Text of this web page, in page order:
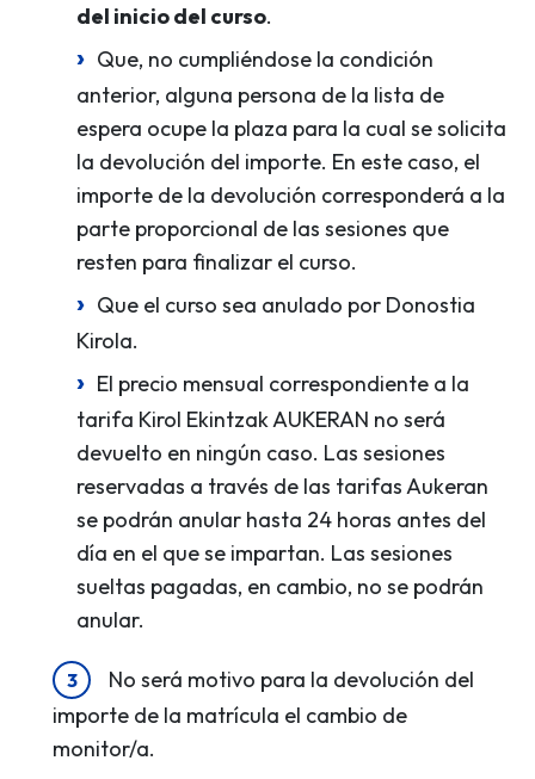
del inicio del curso.
Que, no cumpliéndose la condición
anterior, alguna persona de la lista de
espera ocupe la plaza para la cual se solicita
la devolución del importe. En este caso, el
importe de la devolución corresponderá a la
parte proporcional de las sesiones que
resten para finalizar el curso.
Que el curso sea anulado por Donostia
Kirola.
El precio mensual correspondiente a la
tarifa Kirol Ekintzak AUKERAN no será
devuelto en ningún caso. Las sesiones
reservadas a través de las tarifas Aukeran
se podrán anular hasta 24 horas antes del
día en el que se impartan. Las sesiones
sueltas pagadas, en cambio, no se podrán
anular.
No será motivo para la devolución del
importe de la matrícula el cambio de
monitor/a.